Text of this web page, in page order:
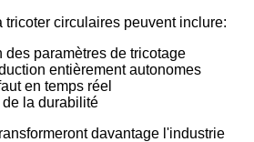
tricoter circulaires peuvent inclure:
des paramètres de tricotage
entièrement autonomes
en temps réel
la durabilité
davantage l'industrie